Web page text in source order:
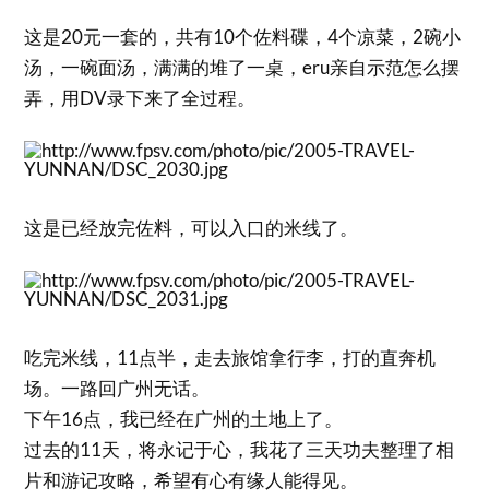
这是20元一套的，共有10个佐料碟，4个凉菜，2碗小
汤，一碗面汤，满满的堆了一桌，eru亲自示范怎么摆
弄，用DV录下来了全过程。
这是已经放完佐料，可以入口的米线了。
吃完米线，11点半，走去旅馆拿行李，打的直奔机
场。一路回广州无话。
下午16点，我已经在广州的土地上了。
过去的11天，将永记于心，我花了三天功夫整理了相
片和游记攻略，希望有心有缘人能得见。